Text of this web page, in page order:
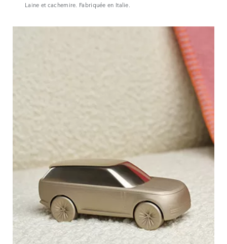
Laine et cachemire. Fabriquée en Italie.